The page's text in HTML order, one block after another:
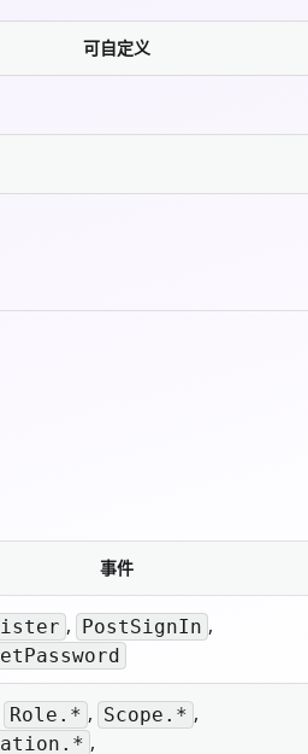
可自定义
事件
, PostSignIn ,
Role.* , Scope.* ,
,